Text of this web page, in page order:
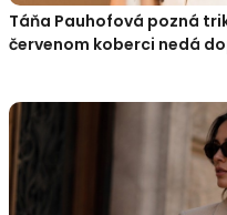
Táňa Pauhofová pozná
červenom koberci nedá